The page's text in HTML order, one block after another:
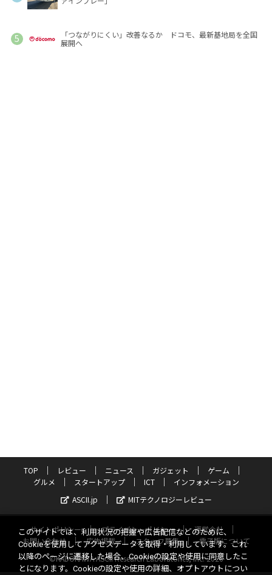
「つながりにくい」改善なるか ドコモ、最新基地局を全国
展開へ
TOP レビュー ニュース ガジェット
ゲーム
グルメ
スタートアップ ICT
インフォメーション
ASCII.jp
MITテクノロジーレビュー
サイトポリシー プライバシーポリシー
運営会社
お問い合わせ
広告掲載 スタッフ募集
電子版について
©KADOKAWA ASCII Research Laboratories, Inc. 2026
このサイトでは、利用状況の把握や広告配信などのために、
Cookieを使用してアクセスデータを取得・利用しています。これ
以降のページに遷移した場合、Cookieの設定や使用に同意したこ
とになります。Cookieの設定や使用の詳細、オプトアウトについ